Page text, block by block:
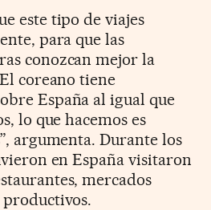
este tipo de viajes
para que las
conozcan mejor la
coreano tiene
España al igual que
lo que hacemos es
argumenta. Durante los
en España visitaron
mercados